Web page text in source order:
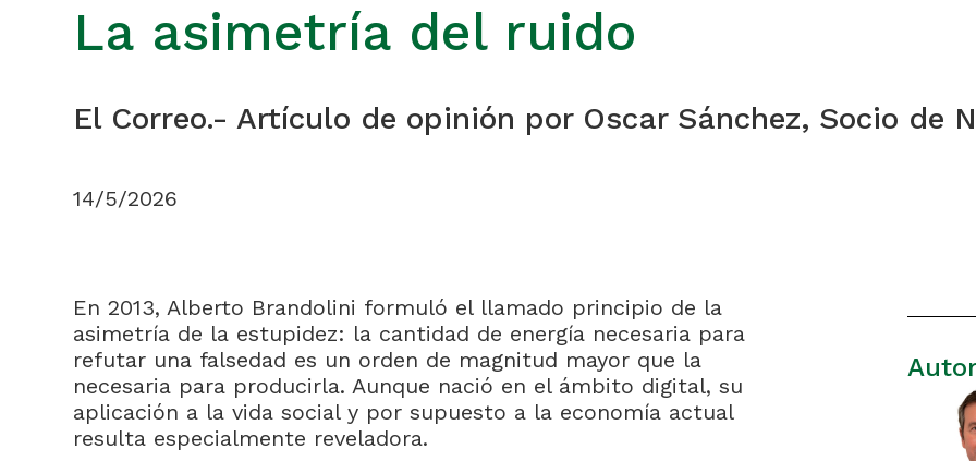
La asimetría del ruido
El Correo.- Artículo de opinión por Oscar Sánchez, Socio de
14/5/2026
En 2013, Alberto Brandolini formuló el llamado principio de la
asimetría de la estupidez: la cantidad de energía necesaria para
refutar una falsedad es un orden de magnitud mayor que la
necesaria para producirla. Aunque nació en el ámbito digital, su
aplicación a la vida social y por supuesto a la economía actual
resulta especialmente reveladora.